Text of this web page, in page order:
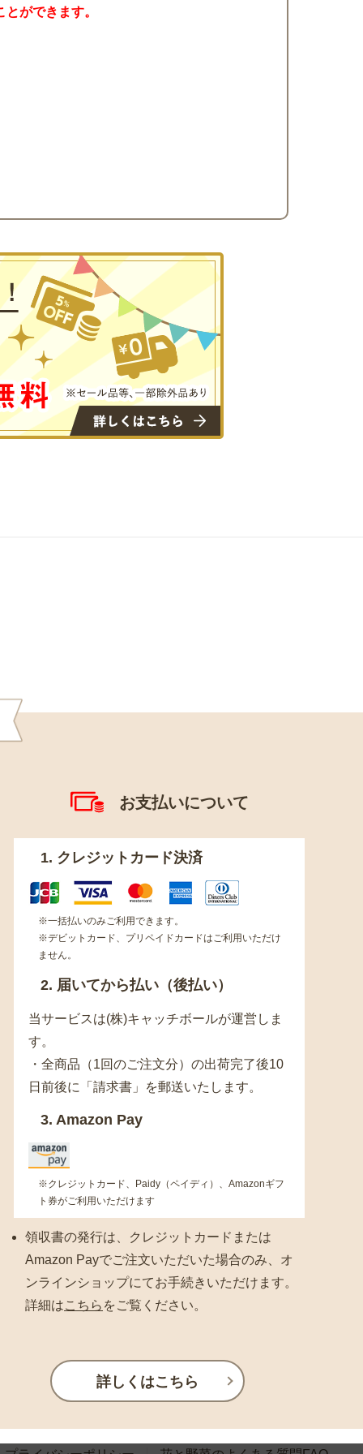
ができます。
お支払いについて
1. クレジットカード決済
※一括払いのみご利用できます。
※デビットカード、プリペイドカードはご利用いただけ
ません。
2. 届いてから払い（後払い）
当サービスは(株)キャッチボールが運営しま
す。
・全商品（1回のご注文分）の出荷完了後10
日前後に「請求書」を郵送いたします。
3. Amazon Pay
※クレジットカード、Paidy（ペイディ）、Amazonギフ
ト券がご利用いただけます
領収書の発行は、クレジットカードまたは
Amazon Payでご注文いただいた場合のみ、オ
ンラインショップにてお手続きいただけます。
詳細はこちら をご覧ください。
詳しくはこちら